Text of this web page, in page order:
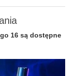
16 są dostępne